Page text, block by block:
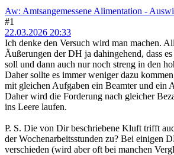
Aw: Amtsangemessene Alimentation -
#1
22.03.2026 20:33
Ich denke den Versuch wird man machen.
Äußerungen der DH ja dahingehend, dass
soll und dann auch nur noch streng in den
Daher sollte es immer weniger dazu
mit gleichen Aufgaben ein Beamter und ein
Daher wird die Forderung nach gleicher
ins Leere laufen.
P. S. Die von Dir beschriebene Kluft trifft
der Wochenarbeitsstunden zu? Bei einigen
verschieden (wird aber oft bei manchen